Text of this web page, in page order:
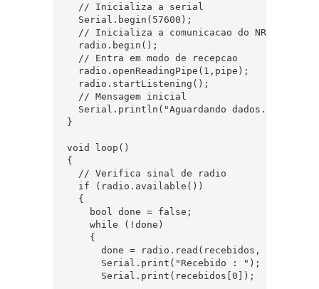
  // Inicializa a serial
  Serial.begin(57600);
  // Inicializa a comunicacao do NRF24L01
  radio.begin();
  // Entra em modo de recepcao
  radio.openReadingPipe(1,pipe);
  radio.startListening();
  // Mensagem inicial
  Serial.println("Aguardando dados...");
}
void loop()
{
  // Verifica sinal de radio
  if (radio.available())
  {
    bool done = false;
    while (!done)
    {
      done = radio.read(recebidos, 1);
      Serial.print("Recebido : ");
      Serial.print(recebidos[0]);